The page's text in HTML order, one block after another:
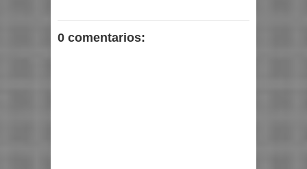
0 comentarios: